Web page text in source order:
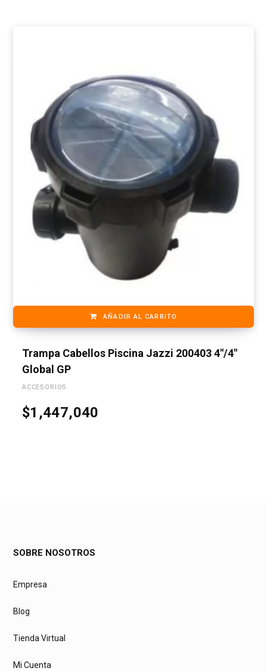
AÑADIR AL CARRITO
Trampa Cabellos Piscina Jazzi 200403 4″/4″
Global GP
ACCESORIOS
$1,447,040
SOBRE NOSOTROS
Empresa
Blog
Tienda Virtual
Mi Cuenta